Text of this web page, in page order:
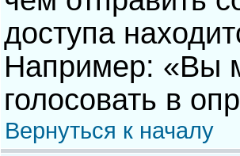
доступа
Например: «Вы
голосовать в
Вернуться к началу